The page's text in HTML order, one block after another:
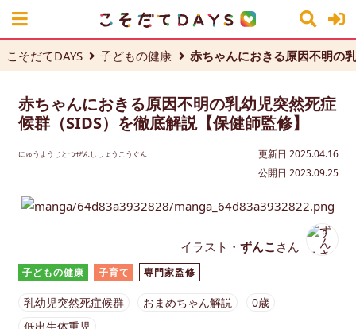
こそだてDAYS 子どもの健康 赤ちゃんにおきる原因不明の
赤ちゃんにおきる原因不明の乳幼児突然死症
候群（SIDS）を徹底解説【保健師監修】
にゅうようじとつぜんししょうこうぐん
更新日 2025.04.16
公開日 2023.09.25
イラスト・ ずんこ さん
子どもの健康 子育て 専門家監修
乳幼児突然死症候群 おまめちゃん解説
0歳